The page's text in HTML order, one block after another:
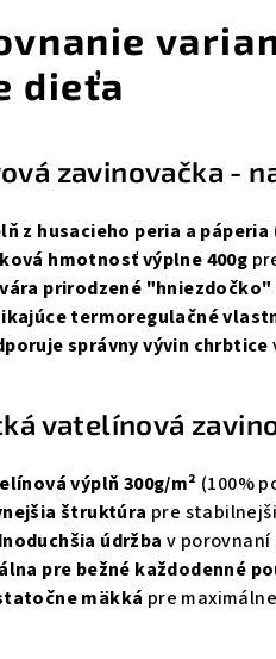
dieťa
zavinovačka -
z husacieho peria a páperia
hmotnosť výplne 400g
prirodzené "hniezdočko"
termoregulačné
správny vývin chrbtice
vatelínová
výplň 300g/m² (100%
štruktúra pre
údržba v porovnaní
pre bežné každodenné
mäkká pre